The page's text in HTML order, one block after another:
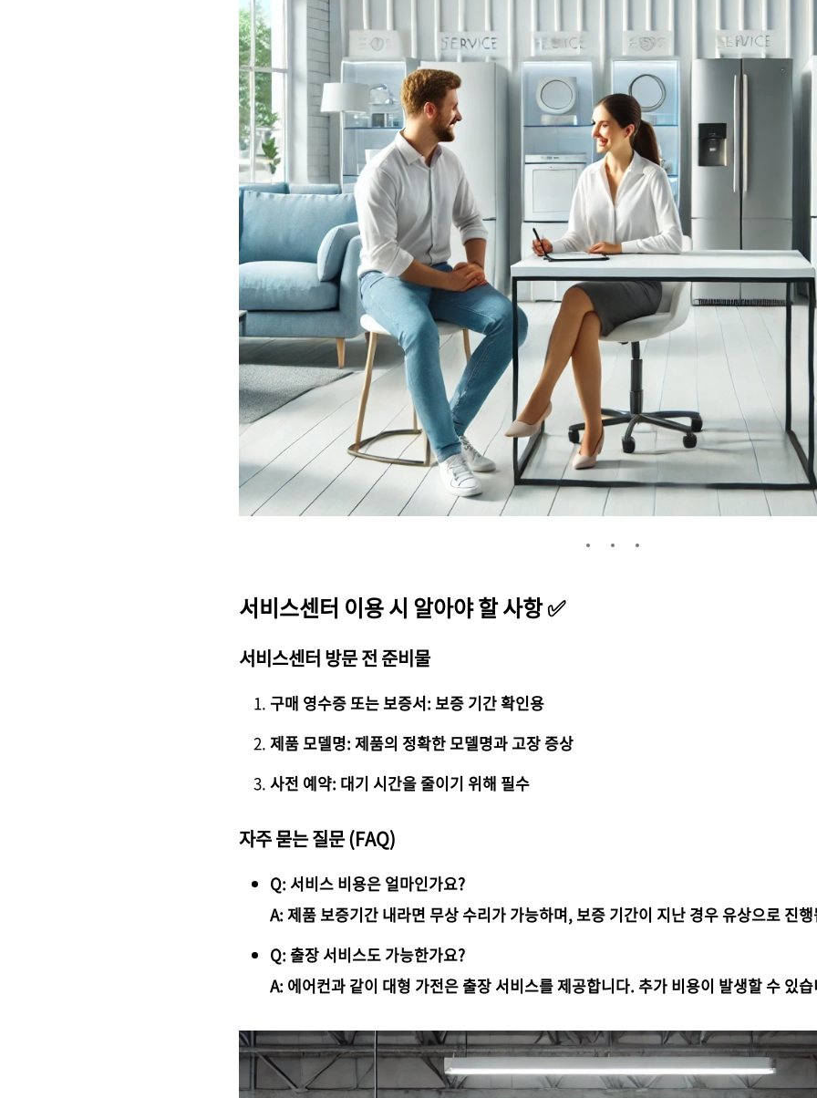
서비스센터 이용 시 알아야 할 사항 ✅
서비스센터 방문 전 준비물
구매 영수증 또는 보증서: 보증 기간 확인용
제품 모델명: 제품의 정확한 모델명과 고장 증상
사전 예약: 대기 시간을 줄이기 위해 필수
자주 묻는 질문 (FAQ)
Q: 서비스 비용은 얼마인가요?
A: 제품 보증기간 내라면 무상 수리가 가능하며, 보증 기간이 지난 경우 유상으로 진
Q: 출장 서비스도 가능한가요?
A: 에어컨과 같이 대형 가전은 출장 서비스를 제공합니다. 추가 비용이 발생할 수 있